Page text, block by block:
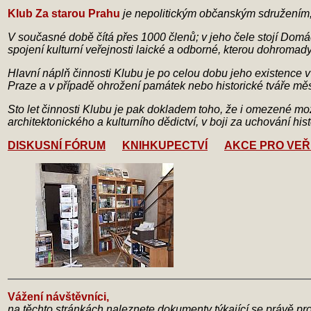
Klub Za starou Prahu je nepolitickým občanským
V současné době čítá přes 1000 členů; v jeho čele stojí
spojení kulturní veřejnosti laické a odborné, kterou
Hlavní náplň činnosti Klubu je po celou dobu jeho existence
Praze a v případě ohrožení památek nebo historické tváře
Sto let činnosti Klubu je pak dokladem toho, že i omezené
architektonického a kulturního dědictví, v boji za uchování
DISKUSNÍ FÓRUM
KNIHKUPECTVÍ AKCE PRO
Vážení návštěvníci,